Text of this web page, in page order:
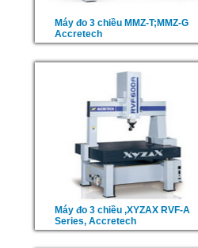
Máy đo 3 chiều MMZ-T;MMZ-G
Accretech
Máy đo 3 chiều ,XYZAX RVF-A
Series, Accretech